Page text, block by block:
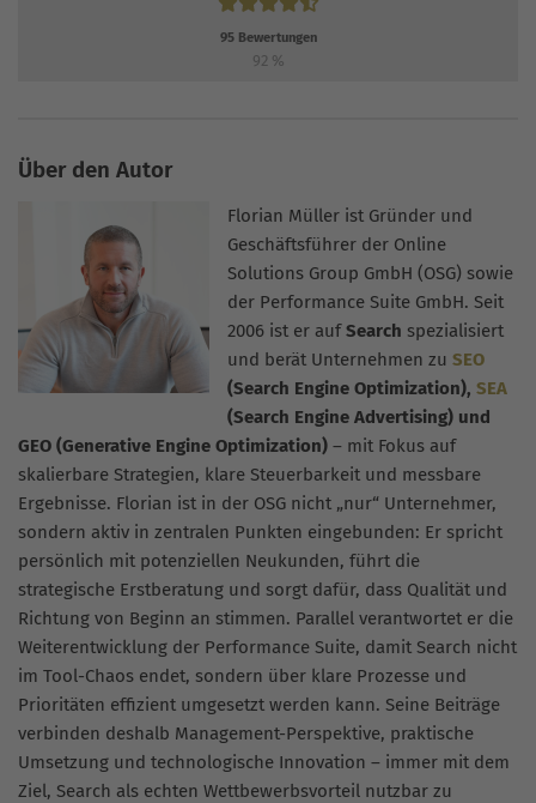
95Bewertungen
92 %
Über den Autor
Florian Müller ist Gründer und
Geschäftsführer der Online
Solutions Group GmbH (OSG) sowie
der Performance Suite GmbH. Seit
2006 ist er aufSearch spezialisiert
und berät Unternehmen zu SEO
(Search Engine Optimization), SEA
(Search Engine Advertising) und
GEO (Generative Engine Optimization) – mit Fokus auf
skalierbare Strategien, klare Steuerbarkeit und messbare
Ergebnisse. Florian ist in der OSG nicht „nur“ Unternehmer,
sondern aktiv in zentralen Punkten eingebunden: Er spricht
persönlich mit potenziellen Neukunden, führt die
strategische Erstberatung und sorgt dafür, dass Qualität und
Richtung von Beginn an stimmen. Parallel verantwortet er die
Weiterentwicklung der Performance Suite, damit Search nicht
im Tool-Chaos endet, sondern über klare Prozesse und
Prioritäten effizient umgesetzt werden kann. Seine Beiträge
verbinden deshalb Management-Perspektive, praktische
Umsetzung und technologische Innovation – immer mit dem
Ziel, Search als echten Wettbewerbsvorteil nutzbar zu